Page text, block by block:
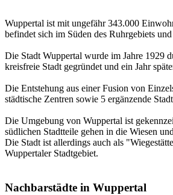
Wuppertal ist mit ungefähr 343.000
befindet sich im Süden des Ruhrgebiets
Die Stadt Wuppertal wurde im Jahre 1929
kreisfreie Stadt gegründet und ein Jahr
Die Entstehung aus einer Fusion von
städtische Zentren sowie 5 ergänzende
Die Umgebung von Wuppertal ist
südlichen Stadtteile gehen in die Wiesen
Die Stadt ist allerdings auch als
Wuppertaler Stadtgebiet.
Nachbarstädte in Wuppertal